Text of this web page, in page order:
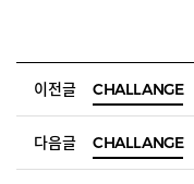
이전글 CHALLANGE
다음글 CHALLANGE